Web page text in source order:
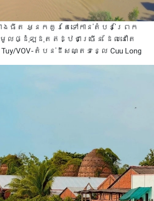
ត អ្នកគួរតែទៅកាន់តំបន់ព្រែក
លផ្ដុំឡដុតឥដ្ឋជាច្រើន ដែលនៅតែ
VOV-តំបន់ដីសណ្តទន្លេ Cuu Long